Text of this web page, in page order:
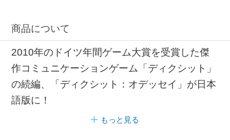
商品について
2010年のドイツ年間ゲーム大賞を受賞した傑
作コミュニケーションゲーム「ディクシット」
の続編、「ディクシット：オデッセイ」が日本
語版に！
もっと見る